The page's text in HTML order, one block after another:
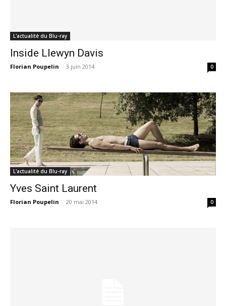
L'actualité du Blu-ray
Inside Llewyn Davis
Florian Poupelin - 3 juin 2014 0
L'actualité du Blu-ray
Yves Saint Laurent
Florian Poupelin - 20 mai 2014 0